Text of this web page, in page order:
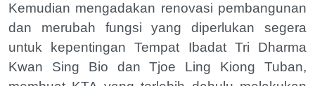
Kemudian mengadakan renovasi pembangunan
dan merubah fungsi yang diperlukan segera
untuk kepentingan Tempat Ibadat Tri Dharma
Kwan Sing Bio dan Tjoe Ling Kiong Tuban,